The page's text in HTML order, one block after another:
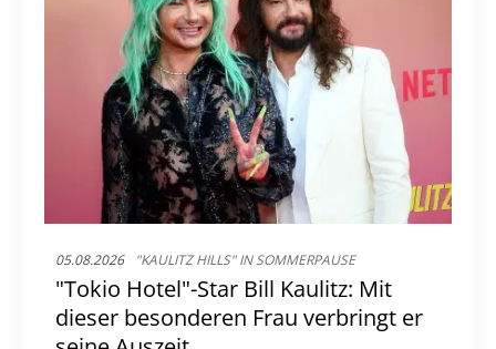
05.08.2026 "KAULITZ HILLS" IN SOMMERPAUSE
"Tokio Hotel"-Star Bill Kaulitz: Mit
dieser besonderen Frau verbringt er